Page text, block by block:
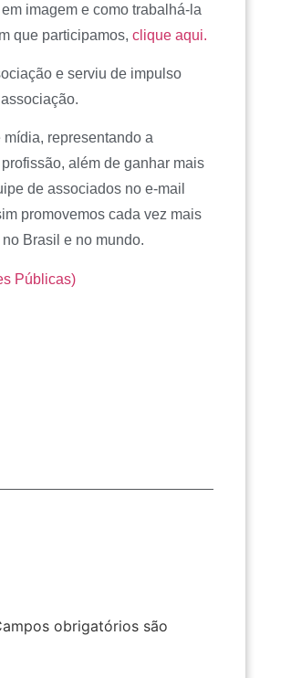
imagem e como trabalhá-la
que participamos, clique aqui.
e serviu de impulso
representando a
além de ganhar mais
de associados no e-mail
promovemos cada vez mais
Brasil e no mundo.
Públicas)
obrigatórios são